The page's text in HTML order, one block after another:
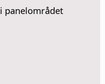
panelområdet